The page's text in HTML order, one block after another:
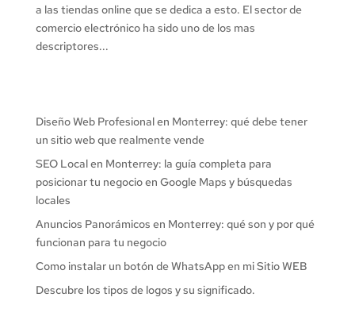
a las tiendas online que se dedica a esto. El sector de
comercio electrónico ha sido uno de los mas
descriptores...
Diseño Web Profesional en Monterrey: qué debe tener
un sitio web que realmente vende
SEO Local en Monterrey: la guía completa para
posicionar tu negocio en Google Maps y búsquedas
locales
Anuncios Panorámicos en Monterrey: qué son y por qué
funcionan para tu negocio
Como instalar un botón de WhatsApp en mi Sitio WEB
Descubre los tipos de logos y su significado.